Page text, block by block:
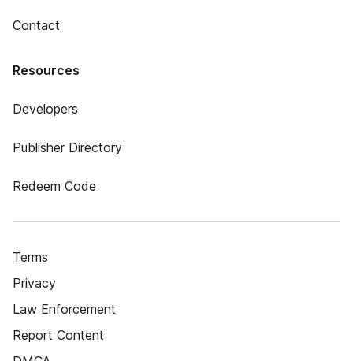
Contact
Resources
Developers
Publisher Directory
Redeem Code
Terms
Privacy
Law Enforcement
Report Content